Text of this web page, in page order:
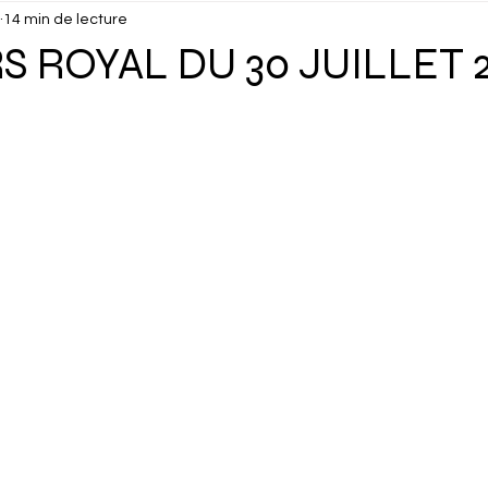
Confidentiel
ROYAL DU 30 JUILLET
14 min de lecture